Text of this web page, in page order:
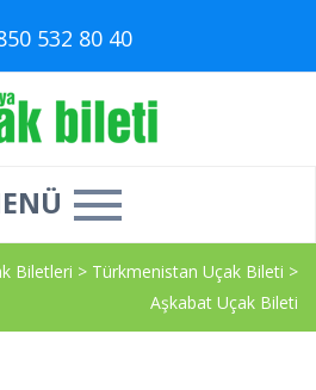
532 80 40
Biletleri > Türkmenistan Uçak Bileti >
Aşkabat Uçak Bileti